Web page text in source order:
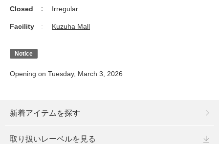
Closed Irregular
Facility Kuzuha Mall
Notice
Opening on Tuesday, March 3, 2026
新着アイテムを探す
取り扱いレーベルを見る